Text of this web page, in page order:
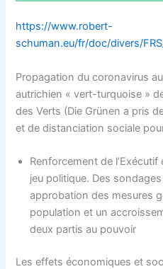
https://www.robert-
schuman.eu/fr/doc/divers/
Propagation du coronavirus
autrichien « vert-turquoise »
des Verts (Die Grünen a pris
et de distanciation sociale
Renforcement de
jeu politique. Des
approbation des mesures
population et un
deux partis au pouvoir
Les effets économiques et